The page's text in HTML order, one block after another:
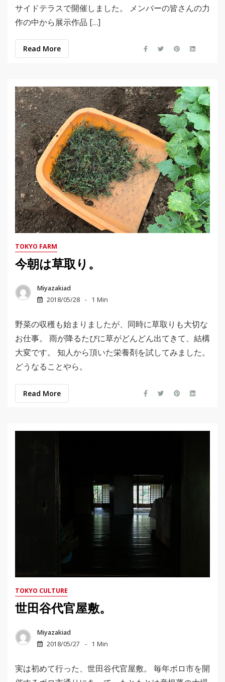
サイドテラスで開催しました。 メンバーの皆さんの力
作の中から展示作品 […]
Read More
TOKYO FARM
今朝は草取り。
Miyazakiad
2018/05/28
1 Min
野菜の収穫も始まりましたが、同時に草取りも大切な
お仕事。 雨が降るたびに草がどんどん出てきて、結構
大変です。 知人から頂いた栄養剤を試してみました。
どうなることやら。
Read More
TOKYO CULTURE
世田谷代官屋敷。
Miyazakiad
2018/05/27
1 Min
実は初めて行った、世田谷代官屋敷。 毎年ボロ市を開